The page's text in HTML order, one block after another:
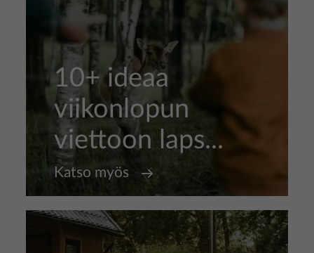
10+ ideaa
viikonlopun
viettoon laps...
Katso myös